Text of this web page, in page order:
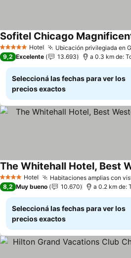
5 Estrellas Hotel Ubicación privilegiada en
Sofitel Chicago
9,2 Excelente 13.693 a 0.3 km de:
Seleccioná las fechas para ver los
precios exactos
4 EstrellasHotel Habitaciones amplias con
8,2 Muy bueno 10.670 a 0.2 km de:
Seleccioná las fechas para ver los
precios exactos